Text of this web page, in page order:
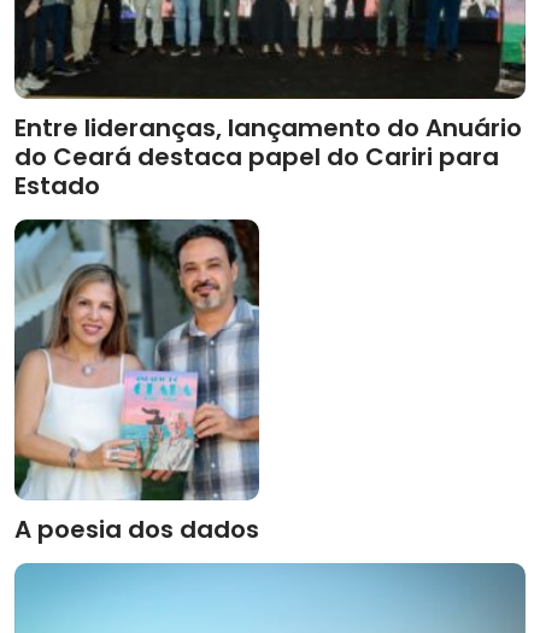
Entre lideranças, lançamento do Anuário
do Ceará destaca papel do Cariri para
Estado
A poesia dos dados